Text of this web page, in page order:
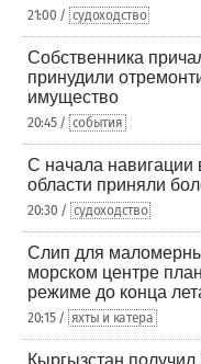
21:00 / судоходство
Собственника
принудили
имущество
20:45 / события
С начала навигации
области приняли
20:30 / судоходство
Слип для
морском центре
режиме до конца
20:15 / яхты и катера
Кыргызстан получил